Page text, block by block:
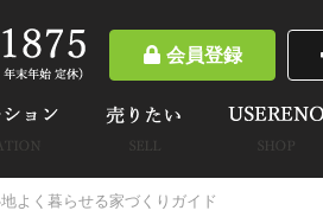
会員登録
よく暮らせる家づくりガイド